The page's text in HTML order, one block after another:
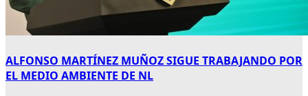
ALFONSO MARTÍNEZ MUÑOZ SIGUE TRABAJANDO POR
EL MEDIO AMBIENTE DE NL